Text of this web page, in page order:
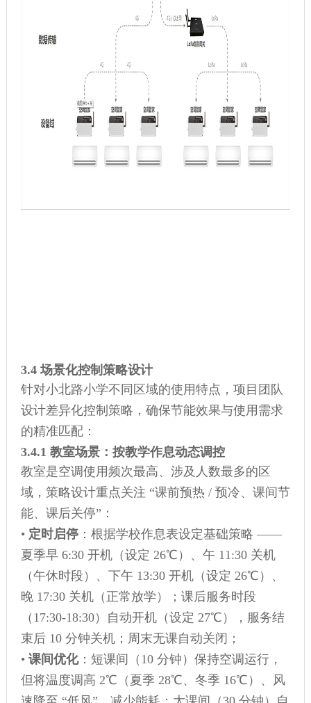
3.4 场景化控制策略设计
针对小北路小学不同区域的使用特点，项目团队
设计差异化控制策略，确保节能效果与使用需求
的精准匹配：
3.4.1 教室场景：按教学作息动态调控
教室是空调使用频次最高、涉及人数最多的区
域，策略设计重点关注 “课前预热 / 预冷、课间节
能、课后关停”：
• 定时启停：根据学校作息表设定基础策略 ——
夏季早 6:30 开机（设定 26℃）、午 11:30 关机
（午休时段）、下午 13:30 开机（设定 26℃）、
晚 17:30 关机（正常放学）；课后服务时段
（17:30-18:30）自动开机（设定 27℃），服务结
束后 10 分钟关机；周末无课自动关闭；
• 课间优化：短课间（10 分钟）保持空调运行，
但将温度调高 2℃（夏季 28℃、冬季 16℃）、风